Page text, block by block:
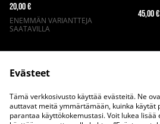
20,00 €
ENEMMÄN VARIANTTEJA
SAATAVILLA
45,00 €
Evästeet
Tämä verkkosivusto käyttää evästeitä. Ne
auttavat meitä ymmärtämään, kuinka käytät
parantaa käyttökokemustasi. Voit lukea